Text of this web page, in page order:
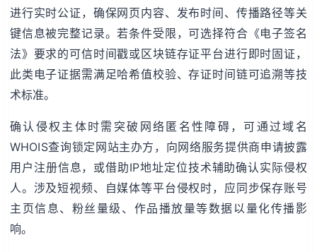
进行实时公证，确保网页内容、发布时间、传播路径等关
键信息被完整记录。若条件受限，可选择符合《电子签名
法》要求的可信时间戳或区块链存证平台进行即时固证，
此类电子证据需满足哈希值校验、存证时间链可追溯等技
术标准。
确认侵权主体时需突破网络匿名性障碍，可通过域名
WHOIS查询锁定网站主办方，向网络服务提供商申请披露
用户注册信息，或借助IP地址定位技术辅助确认实际侵权
人。涉及短视频、自媒体等平台侵权时，应同步保存账号
主页信息、粉丝量级、作品播放量等数据以量化传播影
响。